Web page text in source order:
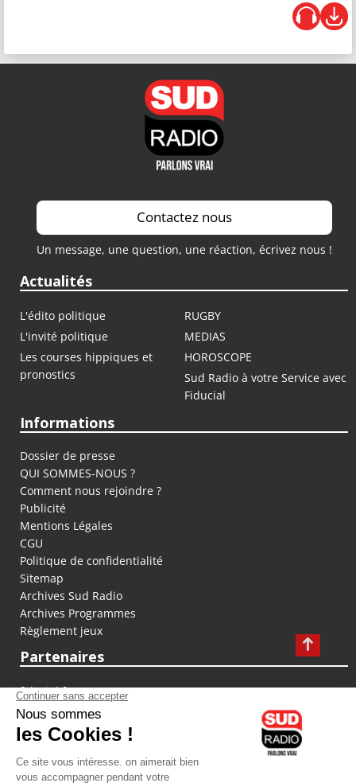
Contactez nous
Un message, une question, une réaction, écrivez nous !
Actualités
L'édito politique
RUGBY
L'invité politique
MEDIAS
Les courses hippiques et
pronostics
HOROSCOPE
Sud Radio à votre Service avec
Fiducial
Informations
Dossier de presse
QUI SOMMES-NOUS ?
Comment nous rejoindre ?
Publicité
Mentions Légales
CGU
Politique de confidentialité
Sitemap
Archives Sud Radio
Archives Programmes
Règlement jeux
Partenaires
fiducial.fr
lyoncapitale.fr
olympique-et-lyonnais.com
L'application Iphone / Android